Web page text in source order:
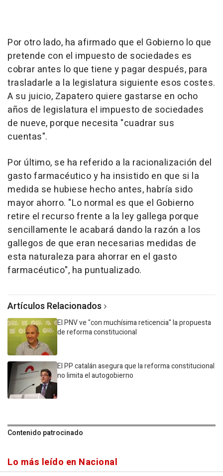
Por otro lado, ha afirmado que el Gobierno lo que
pretende con el impuesto de sociedades es
cobrar antes lo que tiene y pagar después, para
trasladarle a la legislatura siguiente esos costes.
A su juicio, Zapatero quiere gastarse en ocho
años de legislatura el impuesto de sociedades
de nueve, porque necesita "cuadrar sus
cuentas".
Por último, se ha referido a la racionalización del
gasto farmacéutico y ha insistido en que si la
medida se hubiese hecho antes, habría sido
mayor ahorro. "Lo normal es que el Gobierno
retire el recurso frente a la ley gallega porque
sencillamente le acabará dando la razón a los
gallegos de que eran necesarias medidas de
esta naturaleza para ahorrar en el gasto
farmacéutico", ha puntualizado.
Artículos Relacionados
El PNV ve "con muchísima reticencia" la propuesta
de reforma constitucional
El PP catalán asegura que la reforma constitucional
no limita el autogobierno
Contenido patrocinado
Lo más leído en Nacional